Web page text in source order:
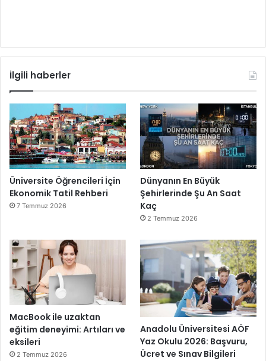
İlgili haberler
Üniversite Öğrencileri İçin
Ekonomik Tatil Rehberi
7 Temmuz 2026
Dünyanın En Büyük
Şehirlerinde Şu An Saat
Kaç
2 Temmuz 2026
MacBook ile uzaktan
eğitim deneyimi: Artıları ve
eksileri
2 Temmuz 2026
Anadolu Üniversitesi AÖF
Yaz Okulu 2026: Başvuru,
Ücret ve Sınav Bilgileri